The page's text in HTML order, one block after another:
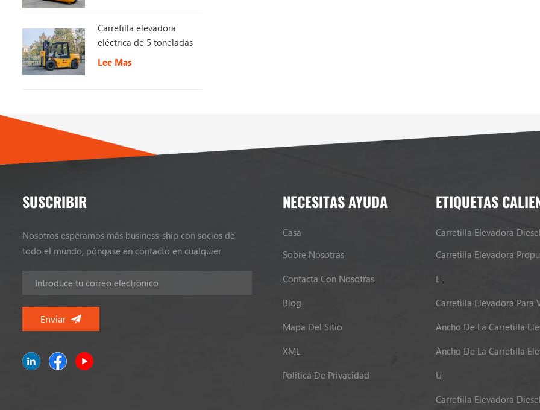
Carretilla elevadora
eléctrica de 5 toneladas
con batería de larga
Lee Mas
SUSCRIBIR
Nosotros esperamos más business-ship con socios de
todo el mundo, póngase en contacto en cualquier
NECESITAS AYUDA
Casa
Sobre Nosotras
Contacta Con Nosotras
Blog
Mapa Del Sitio
XML
Política De Privacidad
ETIQUETAS
Carretilla Elevadora
E
Carretilla Elevadora Para
Ancho De La Carretilla
Ancho De La Carretilla
U
Carretilla Elevadora